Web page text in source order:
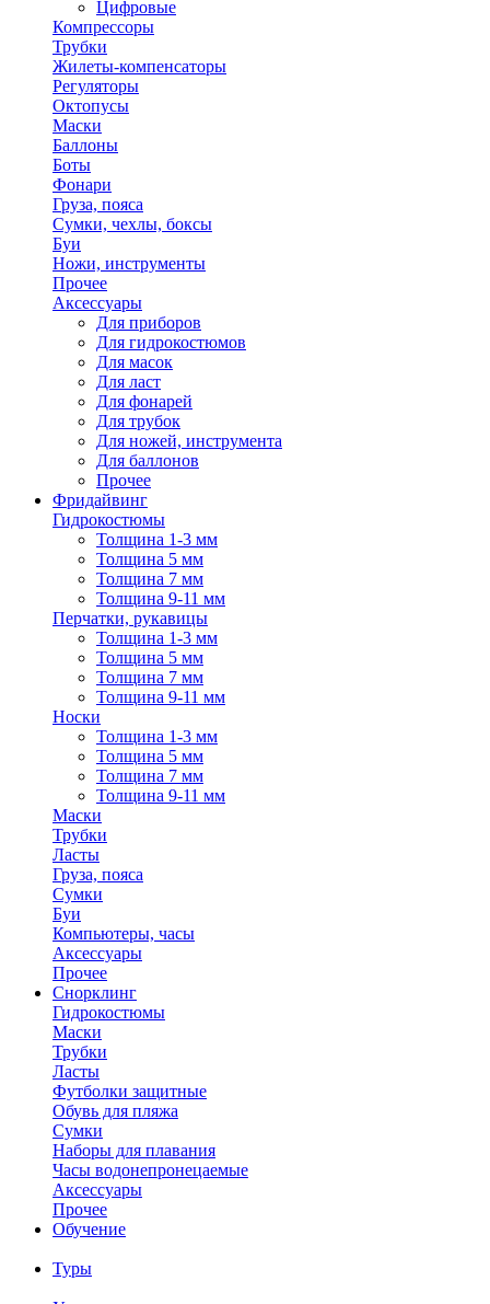
Цифровые
Компрессоры
Трубки
Жилеты-компенсаторы
Регуляторы
Октопусы
Маски
Баллоны
Боты
Фонари
Груза, пояса
Сумки, чехлы, боксы
Буи
Ножи, инструменты
Прочее
Аксессуары
Для приборов
Для гидрокостюмов
Для масок
Для ласт
Для фонарей
Для трубок
Для ножей, инструмента
Для баллонов
Прочее
Фридайвинг
Гидрокостюмы
Толщина 1-3 мм
Толщина 5 мм
Толщина 7 мм
Толщина 9-11 мм
Перчатки, рукавицы
Толщина 1-3 мм
Толщина 5 мм
Толщина 7 мм
Толщина 9-11 мм
Носки
Толщина 1-3 мм
Толщина 5 мм
Толщина 7 мм
Толщина 9-11 мм
Маски
Трубки
Ласты
Груза, пояса
Сумки
Буи
Компьютеры, часы
Аксессуары
Прочее
Снорклинг
Гидрокостюмы
Маски
Трубки
Ласты
Футболки защитные
Обувь для пляжа
Сумки
Наборы для плавания
Часы водонепронецаемые
Аксессуары
Прочее
Обучение
Туры